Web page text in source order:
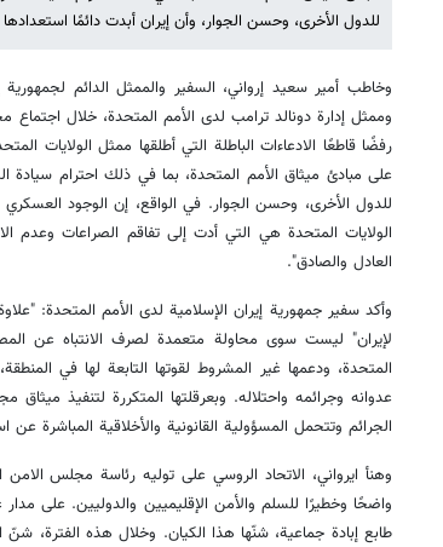
للدول الأخرى، وحسن الجوار، وأن إيران أبدت دائمًا
وخاطب أمير سعيد إرواني، السفير والممثل الدائم لجمهورية
وممثل إدارة دونالد ترامب لدى الأمم المتحدة، خلال
رفضًا قاطعًا الادعاءات الباطلة التي أطلقها ممثل الولايات
على مبادئ ميثاق الأمم المتحدة، بما في ذلك احترام سيادة
للدول الأخرى، وحسن الجوار. في الواقع، إن الوجود العسكري
الولايات المتحدة هي التي أدت إلى تفاقم الصراعات وعدم
العادل والصادق".
وأكد سفير جمهورية إيران الإسلامية لدى الأمم المتحدة:
لإيران" ليست سوى محاولة متعمدة لصرف الانتباه عن
المتحدة، ودعمها غير المشروط لقوتها التابعة لها في
عدوانه وجرائمه واحتلاله. وبعرقلتها المتكررة لتنفيذ
الجرائم وتتحمل المسؤولية القانونية والأخلاقية المباشرة عن
وهنأ ايرواني، الاتحاد الروسي على توليه رئاسة مجلس
واضحًا وخطيرًا للسلم والأمن الإقليميين والدوليين. على
طابع إبادة جماعية، شنّها هذا الكيان. وخلال هذه الفترة،